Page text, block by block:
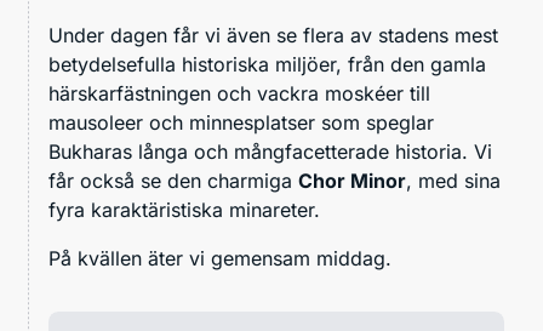
Under dagen får vi även se flera av stadens mest
betydelsefulla historiska miljöer, från den gamla
härskarfästningen och vackra moskéer till
mausoleer och minnesplatser som speglar
Bukharas långa och mångfacetterade historia. Vi
får också se den charmiga Chor Minor, med sina
fyra karaktäristiska minareter.
På kvällen äter vi gemensam middag.